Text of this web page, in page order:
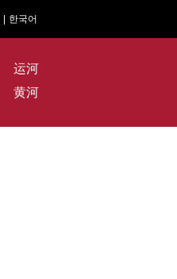
한국어
运河
黄河